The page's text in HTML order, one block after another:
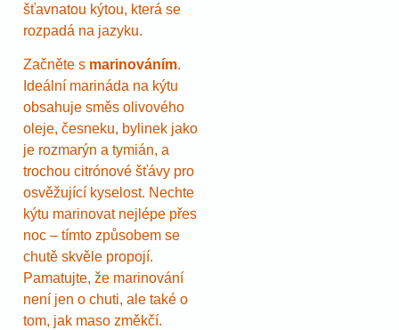
šťavnatou kýtou, která se
rozpadá na jazyku.
Začněte s marinováním.
Ideální marináda na kýtu
obsahuje směs olivového
oleje, česneku, bylinek jako
je rozmarýn a tymián, a
trochou citrónové šťávy pro
osvěžující kyselost. Nechte
kýtu marinovat nejlépe přes
noc – tímto způsobem se
chutě skvěle propojí.
Pamatujte, že marinování
není jen o chuti, ale také o
tom, jak maso změkčí.